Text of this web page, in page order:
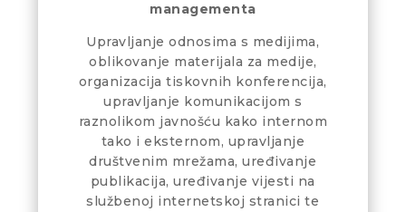
managementa
Upravljanje odnosima s medijima,
oblikovanje materijala za medije,
organizacija tiskovnih konferencija,
upravljanje komunikacijom s
raznolikom javnošću kako internom
tako i eksternom, upravljanje
društvenim mrežama, uređivanje
publikacija, uređivanje vijesti na
službenoj internetskoj stranici te